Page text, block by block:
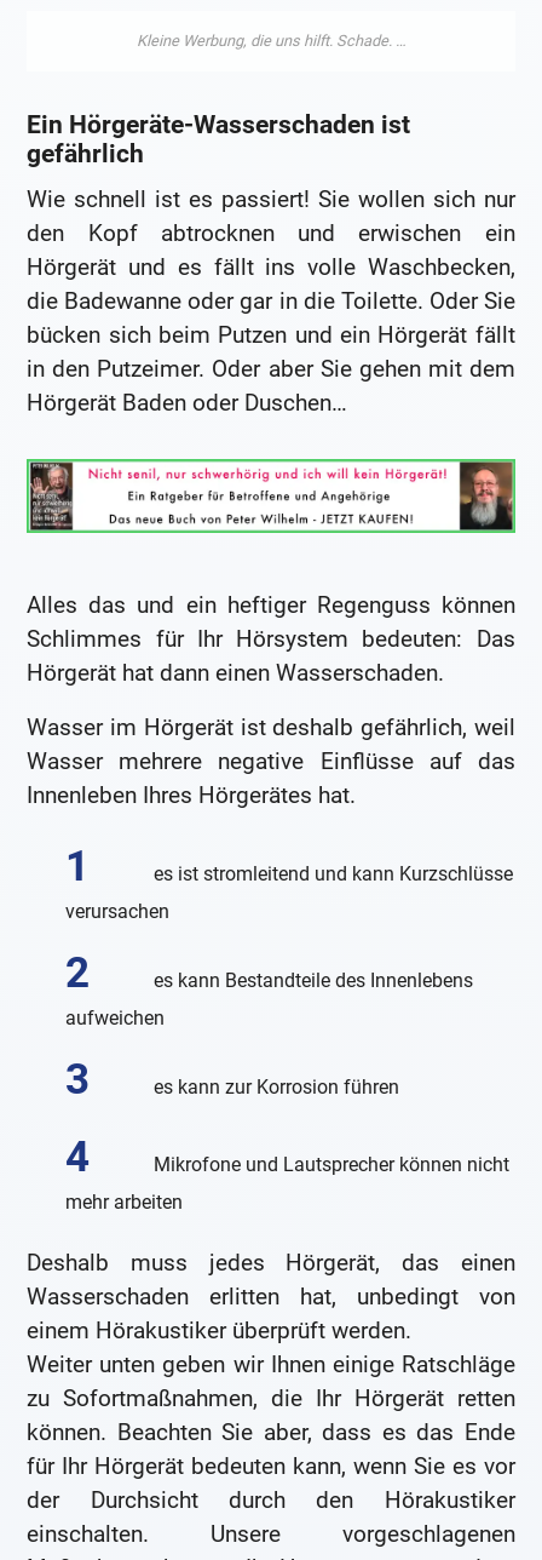
Ein Hörgeräte-Wasserschaden ist
gefährlich
Wie schnell ist es passiert! Sie wollen sich nur
den Kopf abtrocknen und erwischen ein
Hörgerät und es fällt ins volle Waschbecken,
die Badewanne oder gar in die Toilette. Oder Sie
bücken sich beim Putzen und ein Hörgerät fällt
in den Putzeimer. Oder aber Sie gehen mit dem
Hörgerät Baden oder Duschen…
Alles das und ein heftiger Regenguss können
Schlimmes für Ihr Hörsystem bedeuten: Das
Hörgerät hat dann einen Wasserschaden.
Wasser im Hörgerät ist deshalb gefährlich, weil
Wasser mehrere negative Einflüsse auf das
Innenleben Ihres Hörgerätes hat.
es ist stromleitend und kann Kurzschlüsse
verursachen
es kann Bestandteile des Innenlebens
aufweichen
es kann zur Korrosion führen
Mikrofone und Lautsprecher können nicht
mehr arbeiten
Deshalb muss jedes Hörgerät, das einen
Wasserschaden erlitten hat, unbedingt von
einem Hörakustiker überprüft werden.
Weiter unten geben wir Ihnen einige Ratschläge
zu Sofortmaßnahmen, die Ihr Hörgerät retten
können. Beachten Sie aber, dass es das Ende
für Ihr Hörgerät bedeuten kann, wenn Sie es vor
der Durchsicht durch den Hörakustiker
einschalten. Unsere vorgeschlagenen